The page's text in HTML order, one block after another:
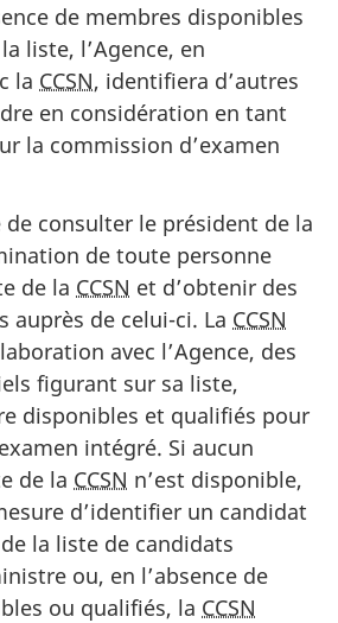
de membres disponibles
liste, l’Agence, en
la CCSN, identifiera d’autres
en considération en tant
la commission d’examen
de consulter le président de la
de toute personne
de la CCSN et d’obtenir des
auprès de celui-ci. La CCSN
avec l’Agence, des
figurant sur sa liste,
disponibles et qualifiés pour
intégré. Si aucun
de la CCSN n’est disponible,
d’identifier un candidat
la liste de candidats
ou, en l’absence de
ou qualifiés, la CCSN